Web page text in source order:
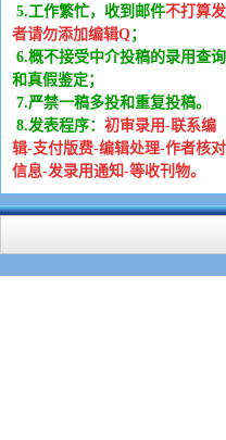
5.工作繁忙，收到邮件不打算发
者请勿添加编辑Q；
6.概不接受中介投稿的录用查询
和真假鉴定；
7.严禁一稿多投和重复投稿。
8.发表程序： 初审录用-联系编
辑-支付版费-编辑处理-作者核对
信息-发录用通知-等收刊物。